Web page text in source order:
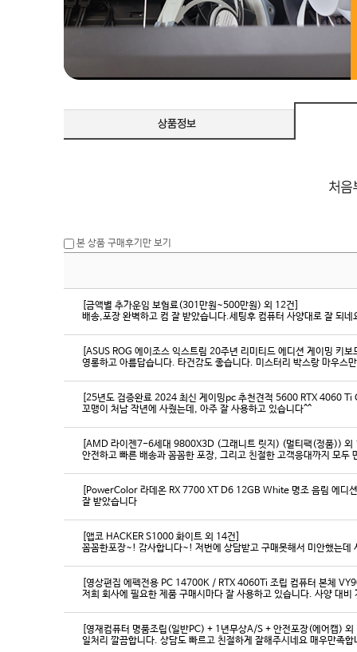
본 상품 구매후기만 보기
[금액별 추가운임 보험료(301만원~500만원) 외 12건]
배송,포장 완벽하고 컴 잘 받았습니다.세팅후 컴퓨터 사양대로 잘 되
[ASUS ROG 에이조스 익스트림 20주년 리미티드 에디션 게이밍 키
영롱하고 아름답습니다. 타건감도 좋습니다. 미스터리 박스랑 마우스
[25년도 검증완료 2024 최신 게이밍pc 추천견적 5600 RTX 4060
꼬맹이 처남 작년에 사줬는데, 아주 잘 사용하고 있습니다^^
[AMD 라이젠7-6세대 9800X3D (그래니트 릿지) (멀티팩(정품)) 외
[PowerColor 라데온 RX 7700 XT D6 12GB White 명조 음림 에디
잘 받았습니다
[앱코 HACKER S1000 화이트 외 14건]
꼼꼼한포장~! 감사합니다~! 저번에 상담받고 구매못해서 미안했는
[영상편집 에펙전용 PC 14700K / RTX 4060Ti 조립 컴퓨터 본체
[영재컴퓨터 명품조립(일반PC) + 1년무상A/S + 안전포장(에어캡)
일처리 깔끔합니다. 상담도 빠르고 친절하게 잘해주시네요 매우만족